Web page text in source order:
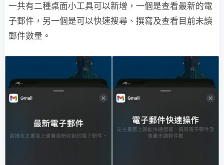
一共有二種桌面小工具可以新增，一個是查看最新的電
子郵件，另一個是可以快速搜尋、撰寫及查看目前未讀
郵件數量。